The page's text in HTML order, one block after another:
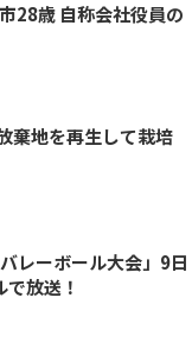
28歳 自称会社役員の
棄地を再生して栽培
レーボール大会」9日
放送！